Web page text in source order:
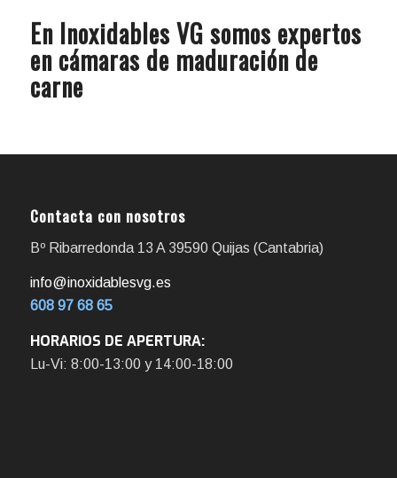
En Inoxidables VG somos expertos
en cámaras de maduración de
carne
Contacta con nosotros
Bº Ribarredonda 13 A 39590 Quijas (Cantabria)
info@inoxidablesvg.es
608 97 68 65
HORARIOS DE APERTURA:
Lu-Vi: 8:00-13:00 y 14:00-18:00